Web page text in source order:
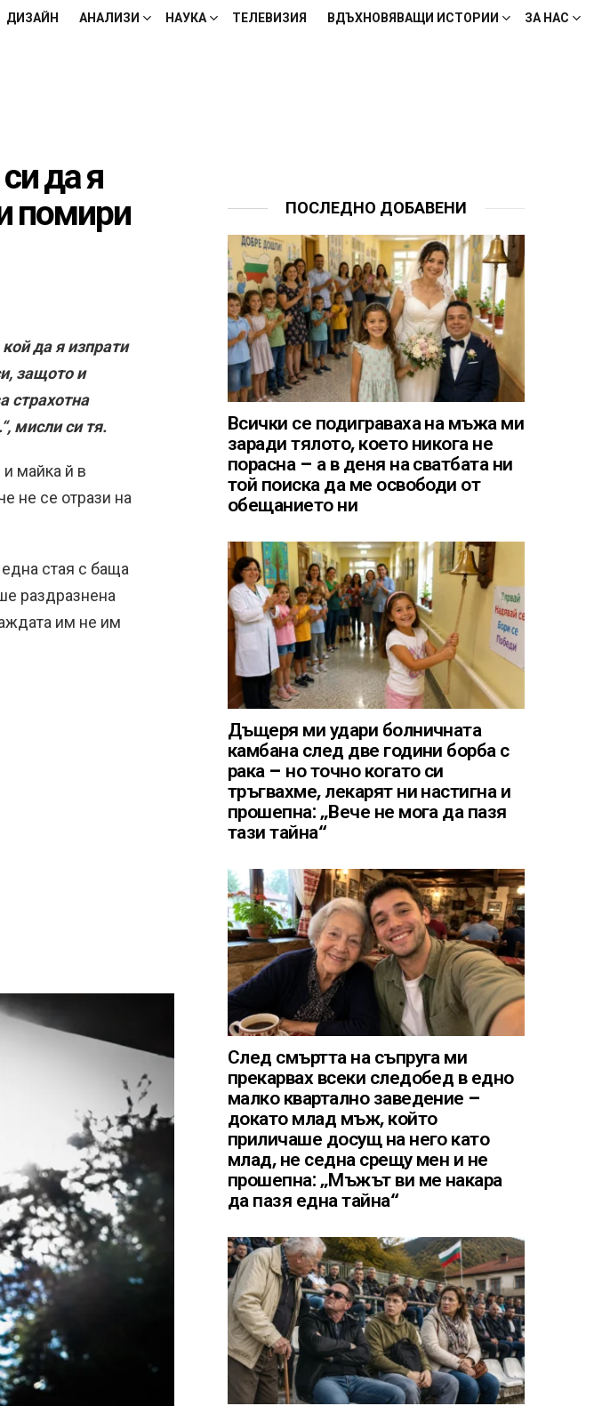
ДИЗАЙН АНАЛИЗИ НАУКА ТЕЛЕВИЗИЯ ВДЪХНОВЯВАЩИ ИСТОРИИ ЗА НАС
да я
помири
да я изпрати
защото и
страхотна
мисли си тя.
майка й в
не се отрази на
стая с баща
раздразнена
им не им
ПОСЛЕДНО ДОБАВЕНИ
Всички се подиграваха на мъжа ми
заради тялото, което никога не
порасна – а в деня на сватбата ни
той поиска да ме освободи от
обещанието ни
Дъщеря ми удари болничната
камбана след две години борба с
рака – но точно когато си
тръгвахме, лекарят ни настигна и
прошепна: „Вече не мога да пазя
тази тайна“
След смъртта на съпруга ми
прекарвах всеки следобед в едно
малко квартално заведение –
докато млад мъж, който
приличаше досущ на него като
млад, не седна срещу мен и не
прошепна: „Мъжът ви ме накара
да пазя една тайна“